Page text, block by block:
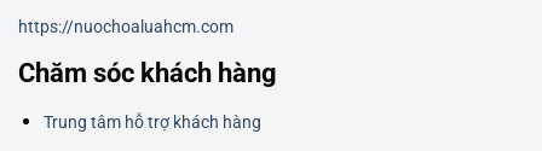
https://nuochoaluahcm.com
Chăm sóc khách hàng
Trung tâm hỗ trợ khách hàng